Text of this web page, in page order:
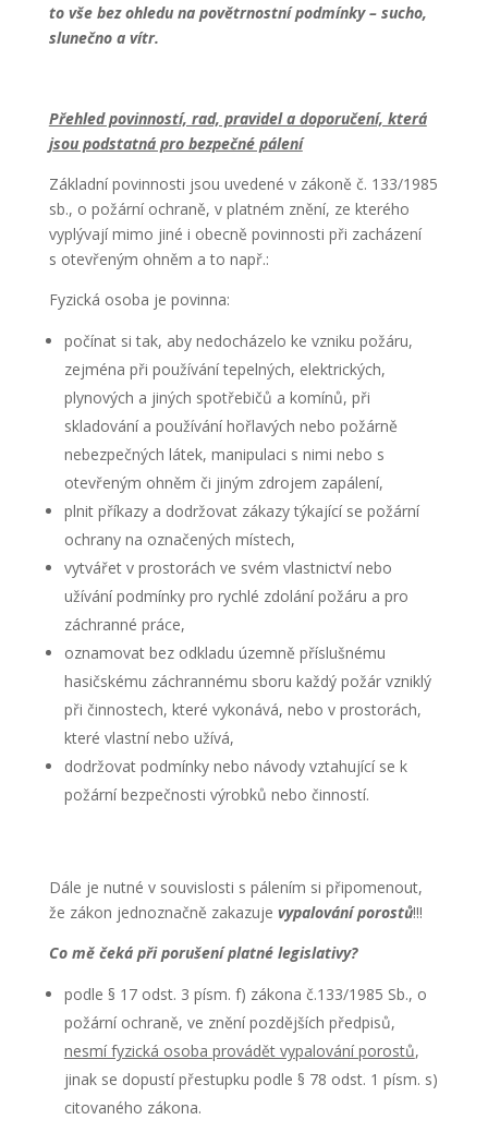
to vše bez ohledu na povětrnostní podmínky – sucho,
slunečno a vítr.
Přehled povinností, rad, pravidel a doporučení, která
jsou podstatná pro bezpečné pálení
Základní povinnosti jsou uvedené v zákoně č. 133/1985
sb., o požární ochraně, v platném znění, ze kterého
vyplývají mimo jiné i obecně povinnosti při zacházení
s otevřeným ohněm a to např.:
Fyzická osoba je povinna:
počínat si tak, aby nedocházelo ke vzniku požáru,
zejména při používání tepelných, elektrických,
plynových a jiných spotřebičů a komínů, při
skladování a používání hořlavých nebo požárně
nebezpečných látek, manipulaci s nimi nebo s
otevřeným ohněm či jiným zdrojem zapálení,
plnit příkazy a dodržovat zákazy týkající se požární
ochrany na označených místech,
vytvářet v prostorách ve svém vlastnictví nebo
užívání podmínky pro rychlé zdolání požáru a pro
záchranné práce,
oznamovat bez odkladu územně příslušnému
hasičskému záchrannému sboru každý požár vzniklý
při činnostech, které vykonává, nebo v prostorách,
které vlastní nebo užívá,
dodržovat podmínky nebo návody vztahující se k
požární bezpečnosti výrobků nebo činností.
Dále je nutné v souvislosti s pálením si připomenout,
že zákon jednoznačně zakazuje vypalování porostů!!!
Co mě čeká při porušení platné legislativy?
podle § 17 odst. 3 písm. f) zákona č.133/1985 Sb., o
požární ochraně, ve znění pozdějších předpisů,
nesmí fyzická osoba provádět vypalování porostů,
jinak se dopustí přestupku podle § 78 odst. 1 písm. s)
citovaného zákona.